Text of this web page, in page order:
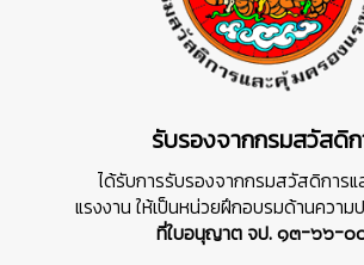
รับรองจากกรมสวัสดิ
ได้รับการรับรองจากกรมสวัสดิการแ
แรงงาน ให้เป็นหน่วยฝึกอบรมด้านควา
ที่ใบอนุญาต จป. ๑๓-๖๖-๐